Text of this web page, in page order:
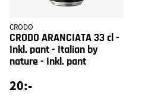
CRODO
CRODO ARANCIATA 33 cl -
Inkl. pant - Italian by
nature - Inkl. pant
20:-